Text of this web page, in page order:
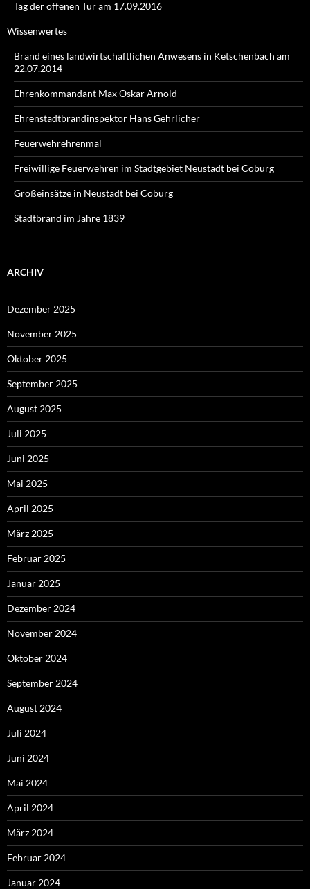
Tag der offenen Tür am 17.09.2016
Wissenwertes
Brand eines landwirtschaftlichen Anwesens in Ketschenbach am
22.07.2014
Ehrenkommandant Max Oskar Arnold
Ehrenstadtbrandinspektor Hans Gehrlicher
Feuerwehrehrenmal
Freiwillige Feuerwehren im Stadtgebiet Neustadt bei Coburg
Großeinsätze in Neustadt bei Coburg
Stadtbrand im Jahre 1839
ARCHIV
Dezember 2025
November 2025
Oktober 2025
September 2025
August 2025
Juli 2025
Juni 2025
Mai 2025
April 2025
März 2025
Februar 2025
Januar 2025
Dezember 2024
November 2024
Oktober 2024
September 2024
August 2024
Juli 2024
Juni 2024
Mai 2024
April 2024
März 2024
Februar 2024
Januar 2024